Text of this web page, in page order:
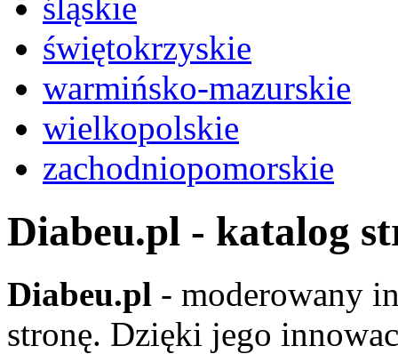
śląskie
świętokrzyskie
warmińsko-mazurskie
wielkopolskie
zachodniopomorskie
Diabeu.pl - katalog
Diabeu.pl - moderowany
stronę. Dzięki jego